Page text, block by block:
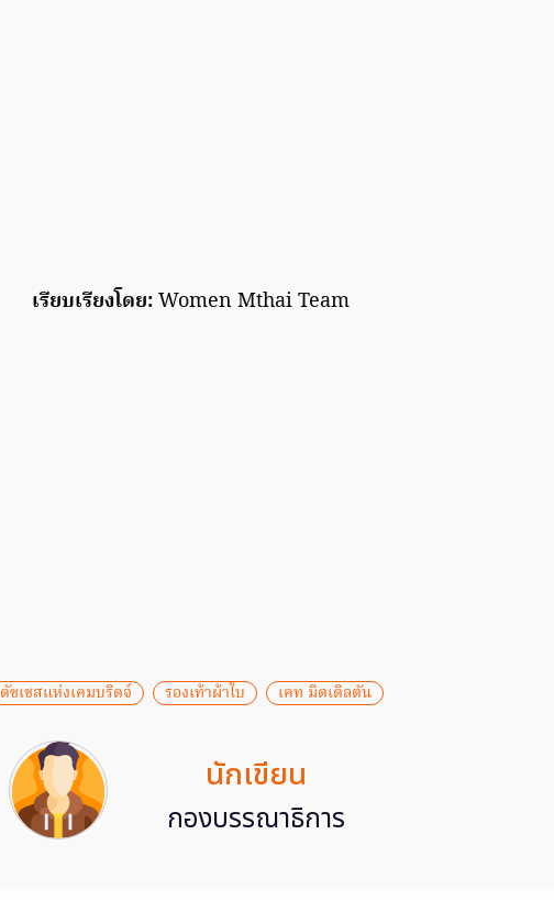
เรียบเรียงโดย:Women Mthai Team
ดัชเชสแห่งเคมบริดจ์ รองเท้าผ้าใบ เคท มิดเดิลตัน
นักเขียน
กองบรรณาธิการ